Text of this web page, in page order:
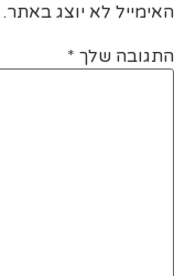
האימייל לא יוצג באתר.
התגובה שלך *